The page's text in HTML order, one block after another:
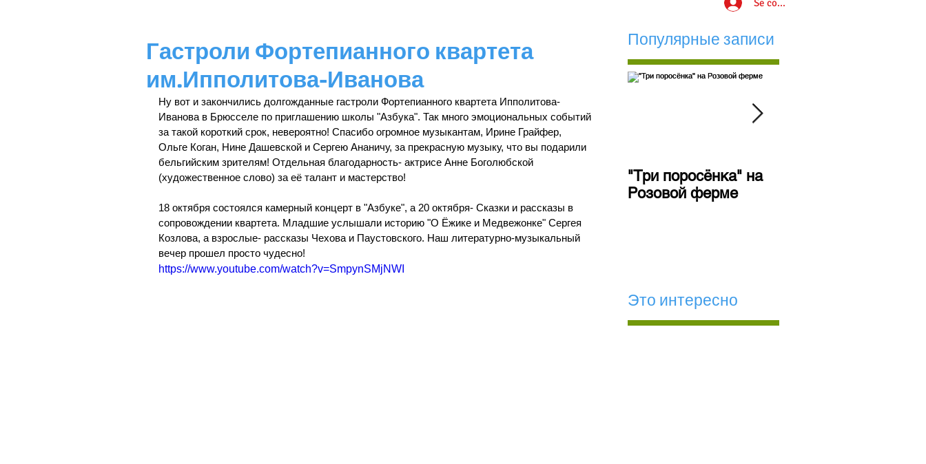
Гастроли Фортепианного квартета
им.Ипполитова-Иванова
Ну вот и закончились долгожданные гастроли Фортепианного квартета Ипполитова-
Иванова в Брюсселе по приглашению школы "Азбука". Так много эмоциональных событий
за такой короткий срок, невероятно! Спасибо огромное музыкантам, Ирине Грайфер,
Ольге Коган, Нине Дашевской и Сергею Ананичу, за прекрасную музыку, что вы подарили
бельгийским зрителям! Отдельная благодарность- актрисе Анне Боголюбской
(художественное слово) за её талант и мастерство!
18 октября состоялся камерный концерт в "Азбуке", а 20 октября- Сказки и рассказы в
сопровождении квартета. Младшие услышали историю "О Ёжике и Медвежонке" Сергея
Козлова, а взрослые- рассказы Чехова и Паустовского. Наш литературно-музыкальный
вечер прошел просто чудесно!
https://www.youtube.com/watch?v=SmpynSMjNWI
Популярные записи
"Три поросёнка" на
Розовой ферме
Это интересно